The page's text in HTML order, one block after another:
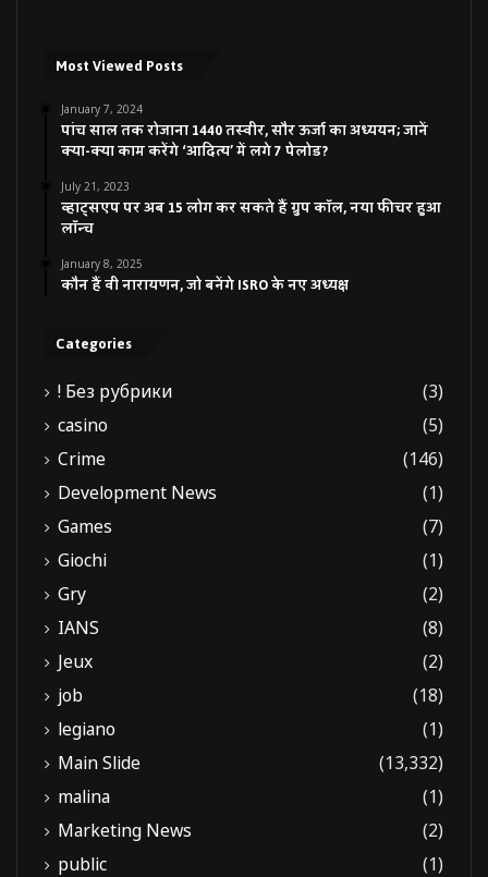
Most Viewed Posts
January 7, 2024
पांच साल तक रोजाना 1440 तस्वीर, सौर ऊर्जा का अध्ययन; जानें
क्या-क्या काम करेंगे ‘आदित्य’ में लगे 7 पेलोड?
July 21, 2023
व्हाट्सएप पर अब 15 लोग कर सकते हैं ग्रुप कॉल, नया फीचर हुआ
लॉन्च
January 8, 2025
कौन हैं वी नारायणन, जो बनेंगे ISRO के नए अध्यक्ष
Categories
! Без рубрики
(3)
casino
(5)
Crime
(146)
Development News
(1)
Games
(7)
Giochi
(1)
Gry
(2)
IANS
(8)
Jeux
(2)
job
(18)
legiano
(1)
Main Slide
(13,332)
malina
(1)
Marketing News
(2)
public
(1)